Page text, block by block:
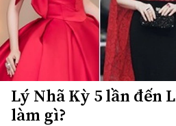
Lý Nhã Kỳ 5 lần đến
làm gì?